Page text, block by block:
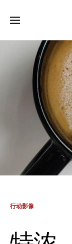
行动影像